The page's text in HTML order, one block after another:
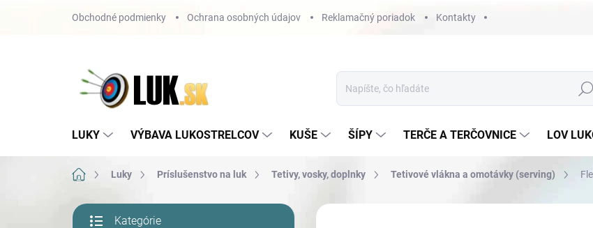
Obchodné podmienky Ochrana osobných údajov Reklamačný poriadok Kontakty
LUKY VÝBAVA LUKOSTRELCOV KUŠE ŠÍPY TERČE A TERČOVNICE LOV
DomovLuky Príslušenstvo na luk Tetivy, vosky, doplnky Tetivové vlákna a omotávky (serving)
B
Kategórie